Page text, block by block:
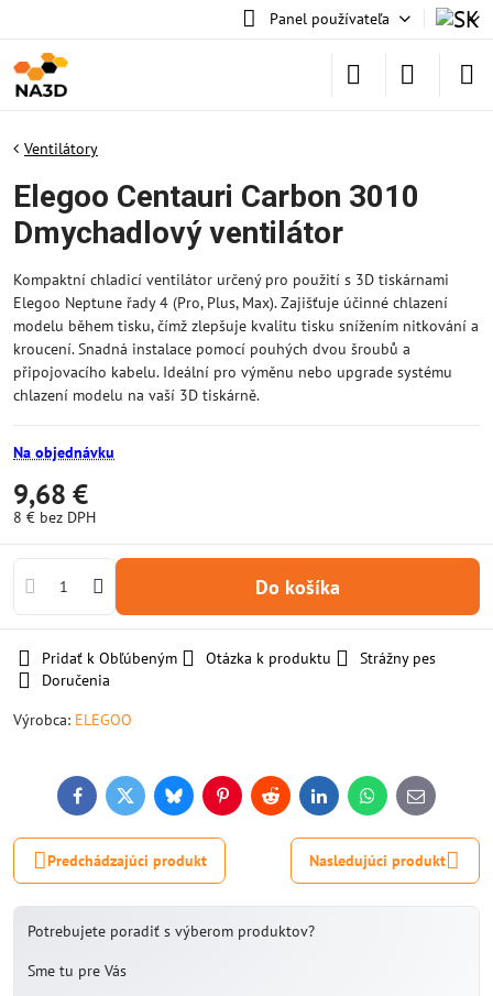
Panel používateľa
Ventilátory
Elegoo Centauri Carbon 3010
Dmychadlový ventilátor
Kompaktní chladicí ventilátor určený pro použití s 3D tiskárnami
Elegoo Neptune řady 4 (Pro, Plus, Max). Zajišťuje účinné chlazení
modelu během tisku, čímž zlepšuje kvalitu tisku snížením nitkování a
kroucení. Snadná instalace pomocí pouhých dvou šroubů a
připojovacího kabelu. Ideální pro výměnu nebo upgrade systému
chlazení modelu na vaší 3D tiskárně.
Na objednávku
9,68 €
8 € bez DPH
Do košíka
Pridať k Obľúbeným Otázka k produktu
Strážny pes
Doručenia
Výrobca: ELEGOO
FacebookTwitterBlueskyPinterestReddit LinkedInWhatsApp
E-
mail
Predchádzajúci produkt Nasledujúci produkt
Potrebujete poradiť s výberom produktov?
Sme tu pre Vás